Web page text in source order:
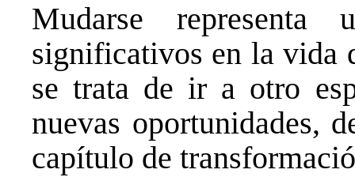
Mudarse
significativos en la vida
se trata de ir a otro
nuevas oportunidades,
capítulo de